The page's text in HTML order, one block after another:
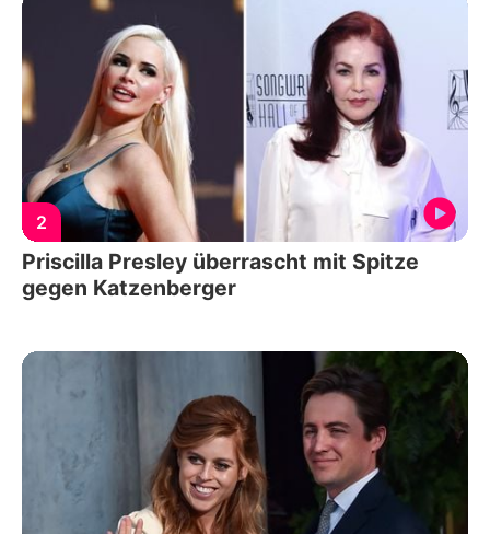
2
Priscilla Presley überrascht mit Spitze
gegen Katzenberger